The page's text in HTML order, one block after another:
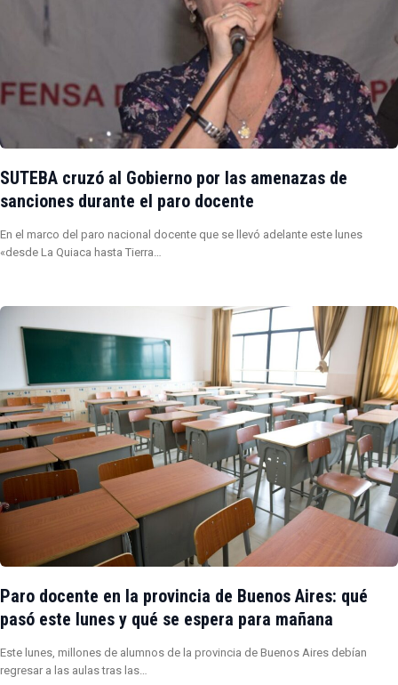
SUTEBA cruzó al Gobierno por las amenazas de
sanciones durante el paro docente
En el marco del paro nacional docente que se llevó adelante este lunes
«desde La Quiaca hasta Tierra…
Paro docente en la provincia de Buenos Aires: qué
pasó este lunes y qué se espera para mañana
Este lunes, millones de alumnos de la provincia de Buenos Aires debían
regresar a las aulas tras las…